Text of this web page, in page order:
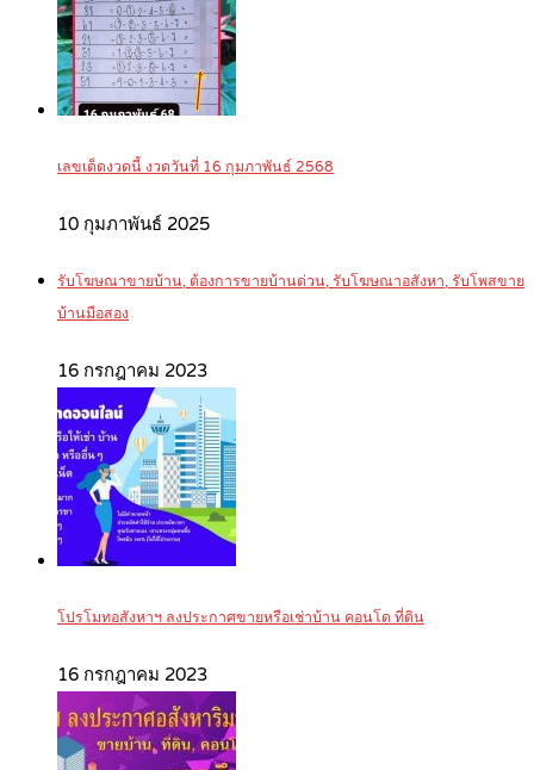
เลขเด็ดงวดนี้ งวดวันที่ 16 กุมภาพันธ์ 2568
10 กุมภาพันธ์ 2025
รับโฆษณาขายบ้าน, ต้องการขายบ้านด่วน, รับโฆษณาอสังหา, รับโพสขาย
บ้านมือสอง
16 กรกฎาคม 2023
โปรโมทอสังหาฯ ลงประกาศขายหรือเช่าบ้าน คอนโด ที่ดิน
16 กรกฎาคม 2023